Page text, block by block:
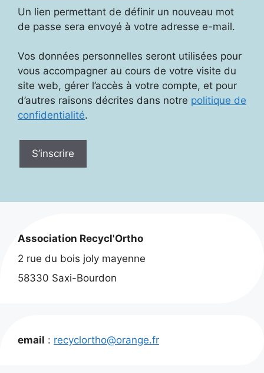
Un lien permettant de définir un nouveau mot
de passe sera envoyé à votre adresse e-mail.
Vos données personnelles seront utilisées pour
vous accompagner au cours de votre visite du
site web, gérer l’accès à votre compte, et pour
d’autres raisons décrites dans notre politique de
confidentialité.
S’inscrire
Association Recycl'Ortho
2 rue du bois joly mayenne
58330 Saxi-Bourdon
email : recyclortho@orange.fr